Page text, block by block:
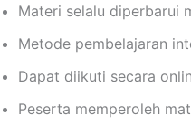
Materi selalu diperbarui
Metode pembelajaran
Dapat diikuti secara
Peserta memperoleh